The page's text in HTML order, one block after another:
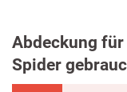
Abdeckung
Spider